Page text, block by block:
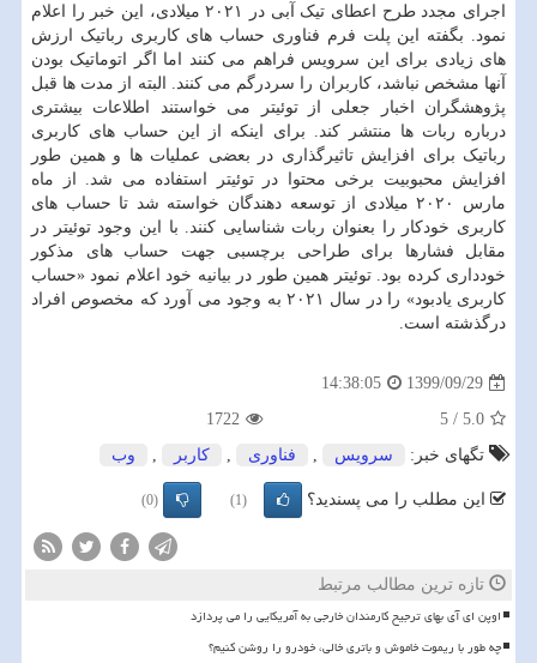
اجرای مجدد طرح اعطای تیک آبی در ۲۰۲۱ میلادی، این خبر را اعلام
نمود. بگفته این پلت فرم فناوری حساب های کاربری رباتیک ارزش
های زیادی برای این سرویس فراهم می کنند اما اگر اتوماتیک بودن
آنها مشخص نباشد، کاربران را سردرگم می کنند. البته از مدت ها قبل
پژوهشگران اخبار جعلی از توئیتر می خواستند اطلاعات بیشتری
درباره ربات ها منتشر کند. برای اینکه از این حساب های کاربری
رباتیک برای افزایش تاثیرگذاری در بعضی عملیات ها و همین طور
افزایش محبوبیت برخی محتوا در توئیتر استفاده می شد. از ماه
مارس ۲۰۲۰ میلادی از توسعه دهندگان خواسته شد تا حساب های
کاربری خودکار را بعنوان ربات شناسایی کنند. با این وجود توئیتر در
مقابل فشارها برای طراحی برچسبی جهت حساب های مذکور
خودداری کرده بود. توئیتر همین طور در بیانیه خود اعلام نمود «حساب
کاربری یادبود» را در سال ۲۰۲۱ به وجود می آورد که مخصوص افراد
درگذشته است.
1399/09/29
14:38:05
5.0
/
5
1722
تگهای خبر:
سرویس , فناوری , كاربر , وب
این مطلب را می پسندید؟ (1)
(0)
تازه ترین مطالب مرتبط
اوپن ای آی بهای ترجیح کارمندان خارجی به آمریکایی را می پردازد
چه طور با ریموت خاموش و باتری خالی، خودرو را روشن کنیم؟